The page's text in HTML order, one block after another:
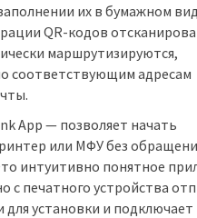
их в бумажном
QR-кодов
маршрутизируются,
соответствующим адресам
App — позволяет начать
или МФУ без
интуитивно понятное
с печатного устройства
для установки и подключает